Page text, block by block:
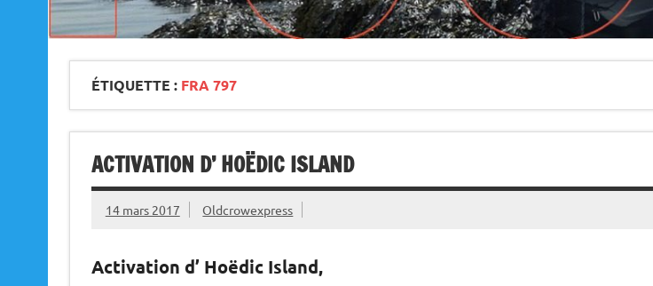
ÉTIQUETTE : FRA 797
ACTIVATION D’ HOËDIC ISLAND
14 mars 2017 Oldcrowexpress
Activation d’ Hoëdic Island,